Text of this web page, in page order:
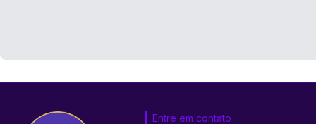
Entre em contato